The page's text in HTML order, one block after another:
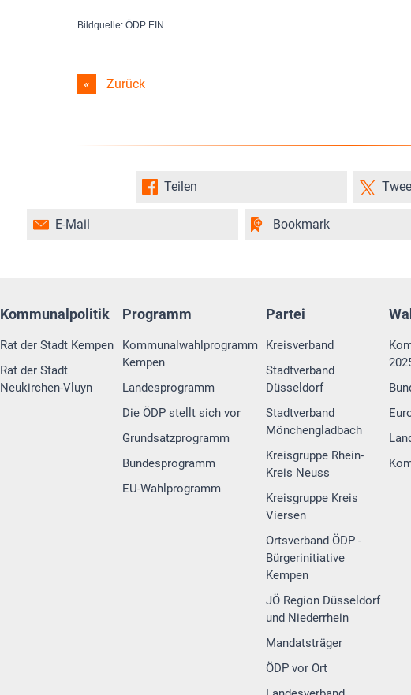
Bildquelle: ÖDP EIN
Zurück
Teilen
E-Mail Bookmark
Kommunalpolitik
Rat der Stadt Kempen
Rat der Stadt
Neukirchen-Vluyn
Programm
Kommunalwahlprogramm
Kempen
Landesprogramm
Die ÖDP stellt sich vor
Grundsatzprogramm
Bundesprogramm
EU-Wahlprogramm
Partei
Kreisverband
Stadtverband
Düsseldorf
Stadtverband
Mönchengladbach
Kreisgruppe Rhein-
Kreis Neuss
Kreisgruppe Kreis
Viersen
Ortsverband ÖDP -
Bürgerinitiative
Kempen
JÖ Region Düsseldorf
und Niederrhein
Mandatsträger
ÖDP vor Ort